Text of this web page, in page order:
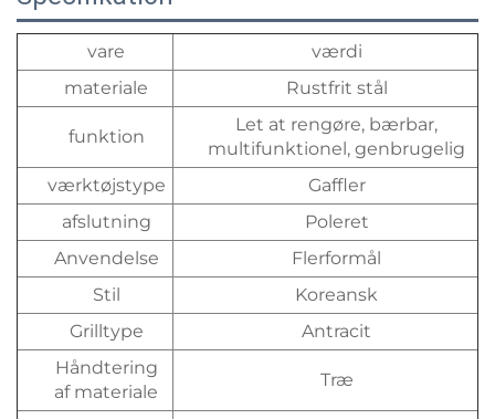
vare
værdi
materiale
Rustfrit stål
funktion
Let at rengøre, bærbar,
multifunktionel, genbrugelig
værktøjstype
Gaffler
afslutning
Poleret
Anvendelse
Flerformål
Stil
Koreansk
Grilltype
Antracit
Håndtering
af materiale
Træ